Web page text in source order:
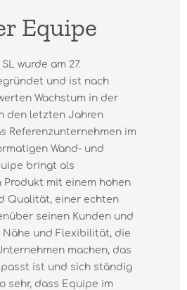
Equipe
wurde am 27.
und ist nach
Wachstum in der
den letzten Jahren
Referenzunternehmen im
Wand- und
bringt als
Produkt mit einem hohen
Qualität, einer echten
seinen Kunden und
Nähe und Flexibilität, die
machen, das
ist und sich ständig
sehr, dass Equipe im